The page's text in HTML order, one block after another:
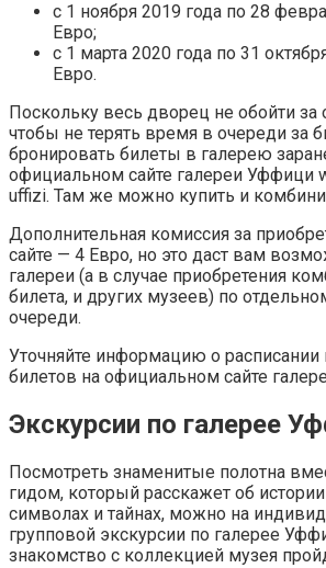
с 1 ноября 2019 года по 28
Евро;
с 1 марта 2020 года по 31
Евро.
Поскольку весь дворец не обойти за
чтобы не терять время в очереди за
бронировать билеты в галерею
официальном сайте галереи Уффици
uffizi. Там же можно купить и
Дополнительная комиссия за
сайте — 4 Евро, но это даст вам
галереи (а в случае приобретения
билета, и других музеев) по
очереди.
Уточняйте информацию о расписании
билетов на официальном сайте
Экскурсии по галерее
Посмотреть знаменитые полотна
гидом, который расскажет об
символах и тайнах, можно на
групповой экскурсии по галерее
знакомство с коллекцией музея